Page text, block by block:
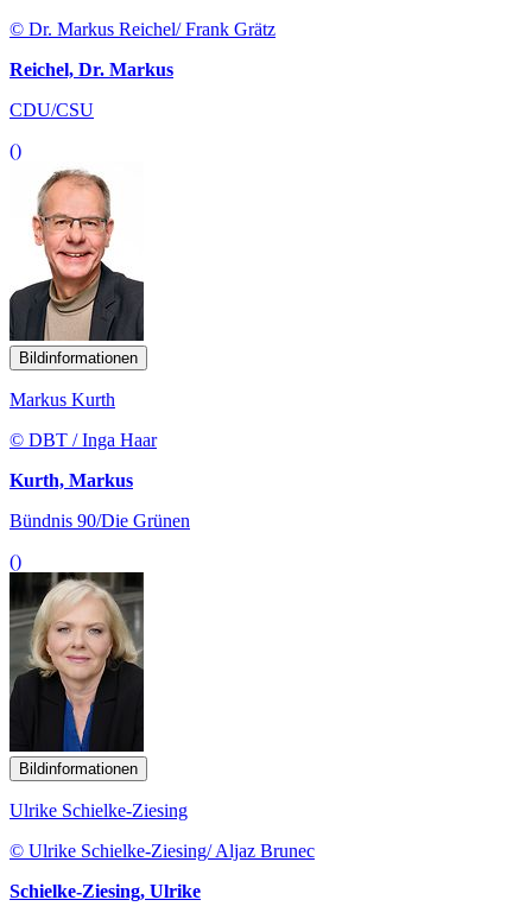
© Dr. Markus Reichel/ Frank Grätz
Reichel, Dr. Markus
CDU/CSU
()
Bildinformationen
Markus Kurth
© DBT / Inga Haar
Kurth, Markus
Bündnis 90/Die Grünen
()
Bildinformationen
Ulrike Schielke-Ziesing
© Ulrike Schielke-Ziesing/ Aljaz Brunec
Schielke-Ziesing, Ulrike